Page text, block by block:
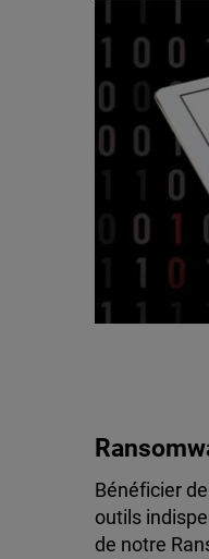
Bénéficier
outils
de notre